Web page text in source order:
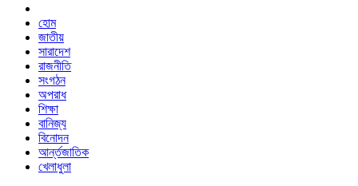
হোম
জাতীয়
সারাদেশ
রাজনীতি
সংগঠন
অপরাধ
শিক্ষা
বানিজ্য
বিনোদন
আর্ন্তজাতিক
খেলাধুলা